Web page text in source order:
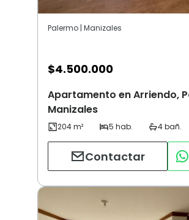
Palermo | Manizales
$4.500.000
Apartamento en Arriendo,
Manizales
Contactar